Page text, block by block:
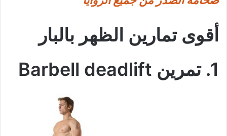
أقوى تمارين الظهر بالبار
1. تمرين Barbell deadlift